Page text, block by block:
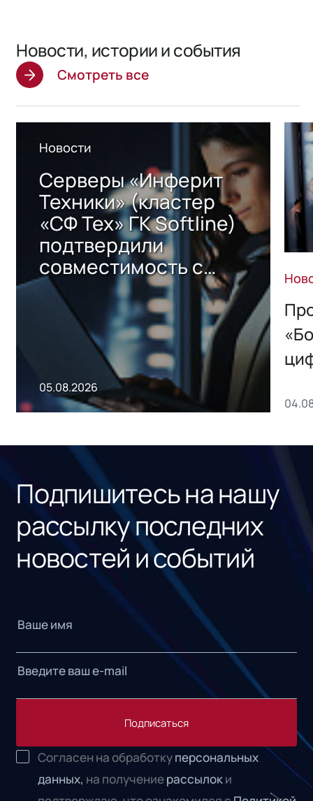
Новости, истории и события
Смотреть все
Новости
Серверы «Инферит
Техники» (кластер
«СФ Тех» ГК Softline)
подтвердили
совместимость с
решением Sharx
Storage 2.x для
хранения данных
05.08.2026
Подпишитесь на нашу
рассылку последних
новостей и событий
Подписаться
Согласен на обработкуперсональных
данных, на получениерассылоки